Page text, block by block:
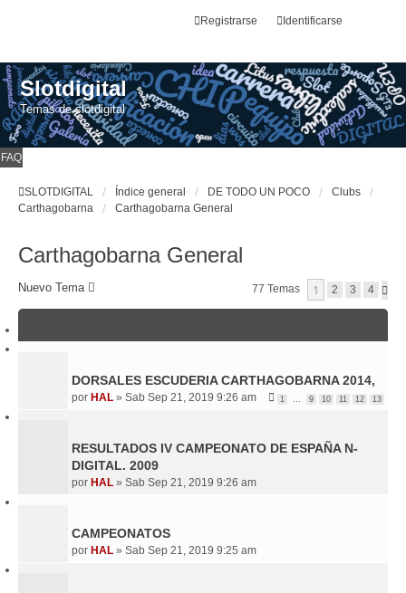
Identificarse
Registrarse
Slotdigital
Temas de slotdigital
FAQ
SLOTDIGITAL Índice general DE TODO UN POCO
Clubs
Carthagobarna
Carthagobarna General
Carthagobarna General
Nuevo Tema 77 Temas 1 2 3 4
DORSALES ESCUDERIA CARTHAGOBARNA 2014,
por HAL » Sab Sep 21, 2019 9:26 am 1 … 9 10 11 12 13
RESULTADOS IV CAMPEONATO DE ESPAÑA N-
DIGITAL. 2009
por HAL » Sab Sep 21, 2019 9:26 am
CAMPEONATOS
por HAL » Sab Sep 21, 2019 9:25 am